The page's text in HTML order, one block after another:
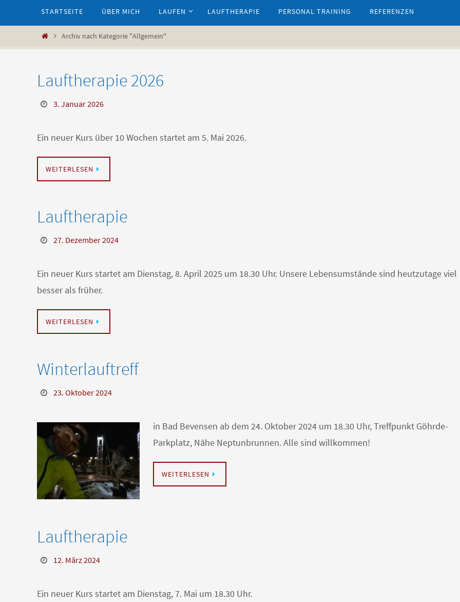
springen
STARTSEITE ÜBER MICH LAUFEN LAUFTHERAPIE PERSONAL TRAINING REFERENZEN
StartArchiv nach Kategorie "Allgemein"
Lauftherapie 2026
3. Januar 2026
Ein neuer Kurs über 10 Wochen startet am 5. Mai 2026.
WEITERLESEN
Lauftherapie
27. Dezember 2024
Ein neuer Kurs startet am Dienstag, 8. April 2025 um 18.30 Uhr. Unsere Lebensumstände sind heutzutage viel
besser als früher.
WEITERLESEN
Winterlauftreff
23. Oktober 2024
in Bad Bevensen ab dem 24. Oktober 2024 um 18.30 Uhr, Treffpunkt Göhrde-
Parkplatz, Nähe Neptunbrunnen. Alle sind willkommen!
WEITERLESEN
Lauftherapie
12. März 2024
Ein neuer Kurs startet am Dienstag, 7. Mai um 18.30 Uhr.